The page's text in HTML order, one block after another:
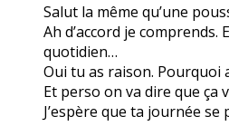
Salut la même qu’une
Ah d’accord je
quotidien…
Oui tu as raison. Pourquoi
Et perso on va dire que ça
J’espère que ta journée se